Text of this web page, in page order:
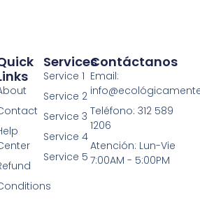
Services
Service 1
Service 2
Service 3
Service 4
Service 5
Contáctanos
Email:
Teléfono: 312 589
1206
Atención: Lun-Vie
7:00AM - 5:00PM